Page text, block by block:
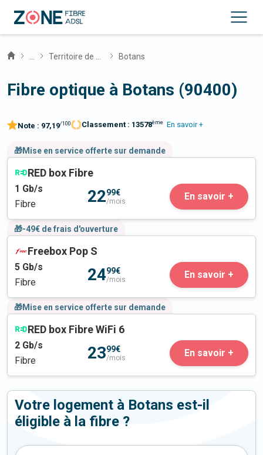
Botans
Fibre optique à Botans (90400)
Note : 97,19/100 Classement : 13578ème En savoir +
🎁Mise en service offerte sur demande
RED box Fibre
1 Gb/s
Fibre
2299€
/mois En savoir +
🎁-49€ de frais d'ouverture
Freebox Pop S
5 Gb/s
Fibre
2499€
/mois En savoir +
🎁Mise en service offerte sur demande
RED box Fibre WiFi 6
2 Gb/s
Fibre
2399€
/mois En savoir +
Votre logement à Botans est-il
éligible à la fibre ?